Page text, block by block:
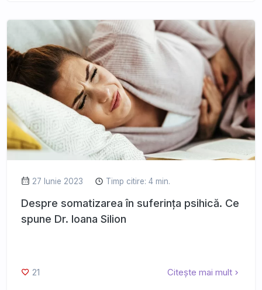
27 Iunie 2023 Timp citire: 4 min.
Despre somatizarea în suferința psihică. Ce
spune Dr. Ioana Silion
21 Citește mai mult